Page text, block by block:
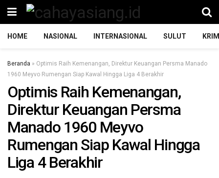
HOME NASIONAL INTERNASIONAL SULUT
Beranda » Optimis Raih Kemenangan, Direktur Keuangan Persma Manado
1960 Meyvo Rumengan Siap Kawal Hingga Liga 4 Berakhir
Optimis Raih Kemenangan,
Direktur Keuangan Persma
Manado 1960 Meyvo
Rumengan Siap Kawal Hingga
Liga 4 Berakhir